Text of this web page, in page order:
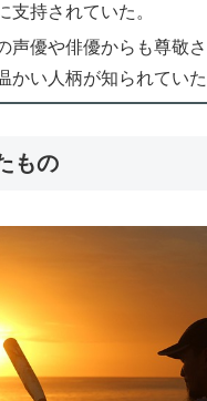
支持されていた。
声優や俳優からも尊敬
かい人柄が知られていた
もの